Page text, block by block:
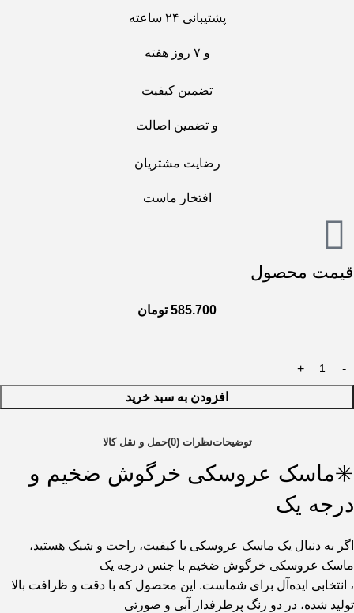
پشتیبانی ۲۴ ساعته
و ۷ روز هفته
تضمین کیفیت
و تضمین اصالت
رضایت مشتریان
افتخار ماست
قیمت محصول
585.700 تومان
افزودن به سبد خرید
توضیحاتنظرات (0) حمل و نقل کالا
✳️ماسک عروسکی خرگوش ضخیم و
درجه یک
اگر به دنبال یک ماسک عروسکی با کیفیت، راحت و شیک هستید،
ماسک عروسکی خرگوش ضخیم با جنس درجه یک
، انتخابی ایده‌آل برای شماست. این محصول که با دقت و ظرافت بالا
تولید شده، در دو رنگ پرطرفدار آبی و صورتی